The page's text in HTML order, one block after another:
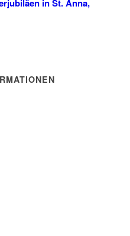
in St. Anna,